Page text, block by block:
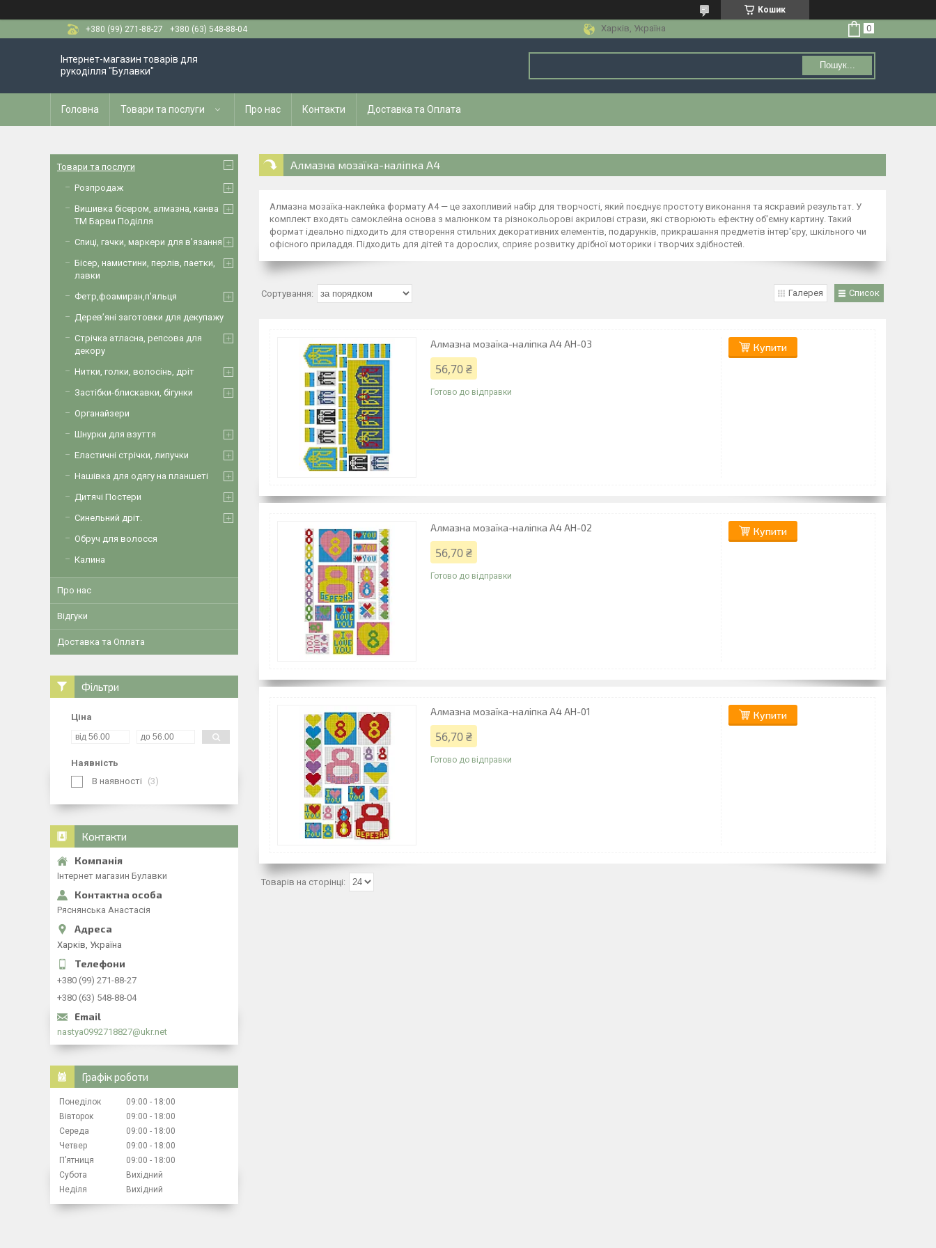
Кошик
+380 (99) 271-88-27
+380 (63) 548-88-04 Харків, Україна
Інтернет-магазин товарів для
рукоділля "Булавки"
Пошук...
Головна Товари та послуги Про нас Контакти Доставка та Оплата
Алмазна мозаїка-наліпка А4
Алмазна мозаїка-наклейка формату А4 — це захопливий набір для творчості, який поєднує простоту виконання та яскравий результат. У
комплект входять самоклейна основа з малюнком та різнокольорові акрилові стрази, які створюють ефектну об'ємну картину. Такий
формат ідеально підходить для створення стильних декоративних елементів, подарунків, прикрашання предметів інтер'єру, шкільного чи
офісного приладдя. Підходить для дітей та дорослих, сприяє розвитку дрібної моторики і творчих здібностей.
Галерея Список
Алмазна мозаїка-наліпка А4 АН-03
56,70 ₴
Готово до відправки
Купити
Алмазна мозаїка-наліпка А4 АН-02
56,70 ₴
Готово до відправки
Купити
Алмазна мозаїка-наліпка А4 АН-01
56,70 ₴
Готово до відправки
Купити
Товари та послуги
Розпродаж
Вишивка бісером, алмазна, канва
ТМ Барви Поділля
Спиці, гачки, маркери для в'язання
Бісер, намистини, перлів, паетки,
лавки
Фетр,фоамиран,п'яльця
Дерев’яні заготовки для декупажу
Стрічка атласна, репсова для
декору
Нитки, голки, волосінь, дріт
Застібки-блискавки, бігунки
Органайзери
Шнурки для взуття
Еластичні стрічки, липучки
Нашівка для одягу на планшеті
Дитячі Постери
Синельний дріт.
Обруч для волосся
Калина
Про нас
Відгуки
Доставка та Оплата
Фільтри
Ціна
Наявність
В наявності
3
Контакти
Інтернет магазин Булавки
Ряснянська Анастасія
Харків, Україна
+380 (99) 271-88-27
+380 (63) 548-88-04
nastya0992718827@ukr.net
Графік роботи
Понеділок 09:00
18:00
Вівторок
09:00
18:00
Середа
09:00
18:00
Четвер
09:00
18:00
Пʼятниця
09:00
18:00
Субота
Вихідний
Неділя
Вихідний